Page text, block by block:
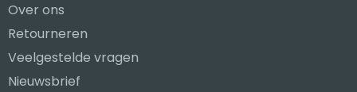
Over ons
Retourneren
Veelgestelde vragen
Nieuwsbrief